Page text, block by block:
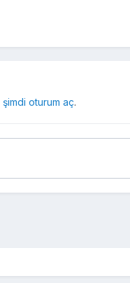
şimdi oturum aç.